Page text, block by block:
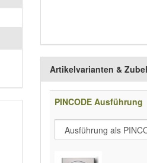
Artikelvarianten &
PINCODE Ausführung